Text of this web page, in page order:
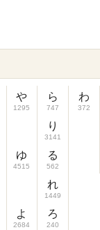
や
1295
ゆ
4515
よ
2684
ら
747
り
3141
る
562
れ
1449
ろ
240
わ
372